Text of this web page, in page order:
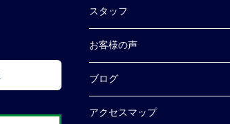
スタッフ
お客様の声
ブログ
アクセスマップ